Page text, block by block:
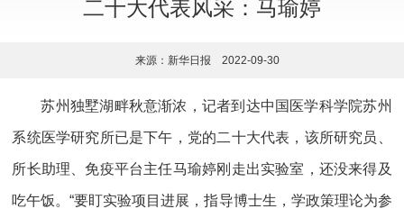
二十大代表风采：马瑜婷
来源：新华日报 2022-09-30
苏州独墅湖畔秋意渐浓，记者到达中国医学科学院苏州
系统医学研究所已是下午，党的二十大代表，该所研究员、
所长助理、免疫平台主任马瑜婷刚走出实验室，还没来得及
吃午饭。“要盯实验项目进展，指导博士生，学政策理论为参